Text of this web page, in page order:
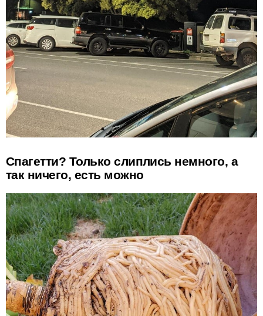
Спагетти? Только слиплись немного, а
так ничего, есть можно